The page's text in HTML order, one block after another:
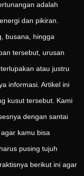
adalah
dan pikiran.
busana, hingga
tersebut, urusan
atau justru
informasi. Artikel ini
kusut tersebut. Kami
dengan santai
kamu bisa
pusing tujuh
berikut ini agar